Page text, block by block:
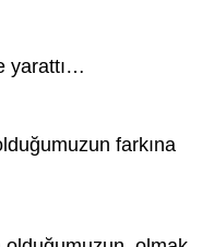
yarattı…
farkına